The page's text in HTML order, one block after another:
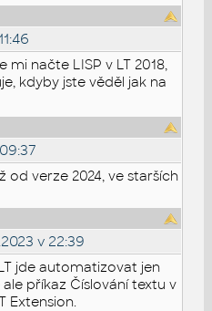
mi načte LISP v LT 2018,
kdyby jste věděl jak na
od verze 2024, ve starších
v 22:39
jde automatizovat jen
příkaz Číslování textu v
Extension.